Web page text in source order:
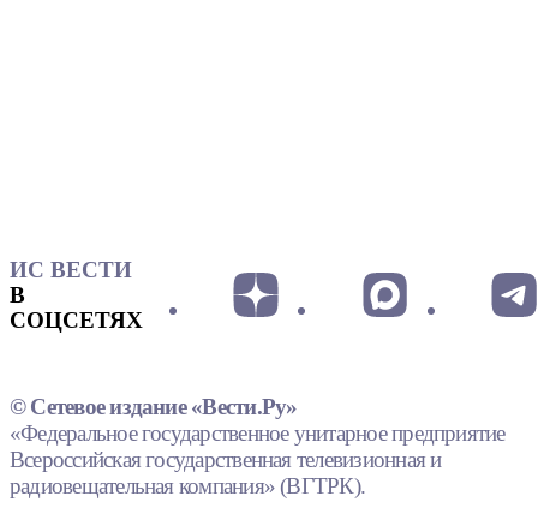
ИС ВЕСТИ
В
СОЦСЕТЯХ
© Сетевое издание «Вести.Ру»
«Федеральное государственное унитарное предприятие
Всероссийская государственная телевизионная и
радиовещательная компания» (ВГТРК).